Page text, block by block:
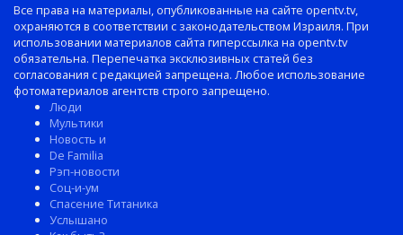
Все права на материалы, опубликованные на сайте opentv.tv,
охраняются в соответствии с законодательством Израиля. При
использовании материалов сайта гиперссылка на opentv.tv
обязательна. Перепечатка эксклюзивных статей без
согласования с редакцией запрещена. Любое использование
фотоматериалов агентств строго запрещено.
Люди
Мультики
Новость и
De Familia
Рэп-новости
Соц-и-ум
Спасение Титаника
Услышано